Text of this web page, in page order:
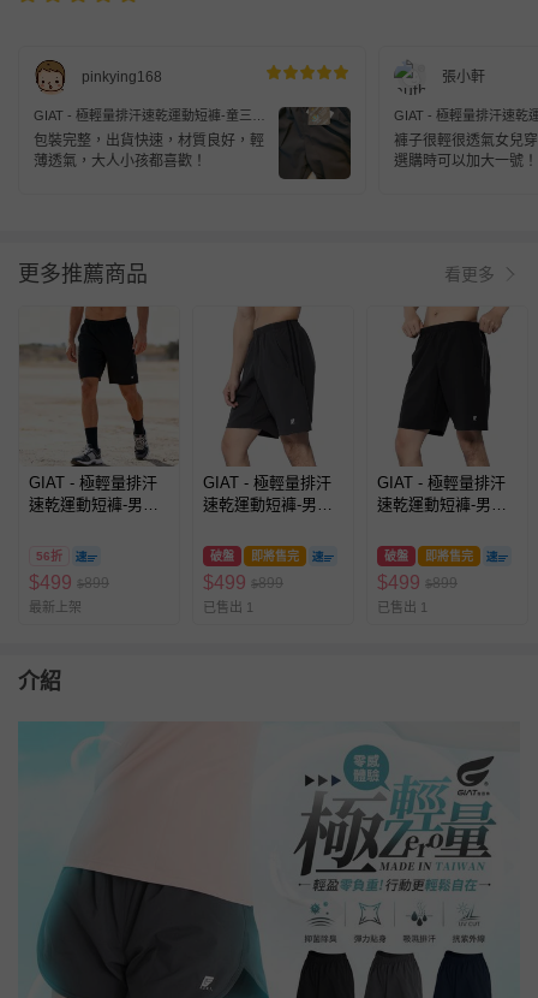
pinkying168
GIAT - 極輕量排汗速乾運動短褲-童三分
款
包裝完整，出貨快速，材質良好，輕
薄透氣，大人小孩都喜歡！
張小軒
GIAT - 極輕量排汗速乾
款
褲子很輕很透氣女兒
選購時可以加大一號！
更多推薦商品 看更多
GIAT - 極輕量排汗
速乾運動短褲-男拼
56折
$499 $899
最新上架
GIAT - 極輕量排汗
速乾運動短褲-男側
破盤 即將售完
$499 $899
已售出 1
GIAT - 極輕量排汗
速乾運動短褲-男側
破盤 即將售完
$499 $899
已售出 1
介紹